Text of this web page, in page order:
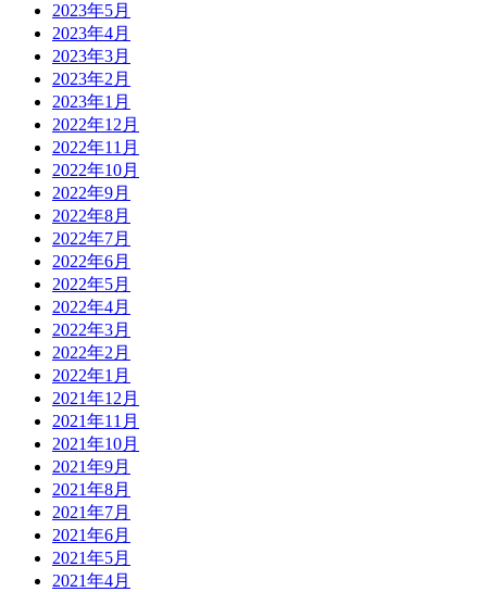
2023年5月
2023年4月
2023年3月
2023年2月
2023年1月
2022年12月
2022年11月
2022年10月
2022年9月
2022年8月
2022年7月
2022年6月
2022年5月
2022年4月
2022年3月
2022年2月
2022年1月
2021年12月
2021年11月
2021年10月
2021年9月
2021年8月
2021年7月
2021年6月
2021年5月
2021年4月